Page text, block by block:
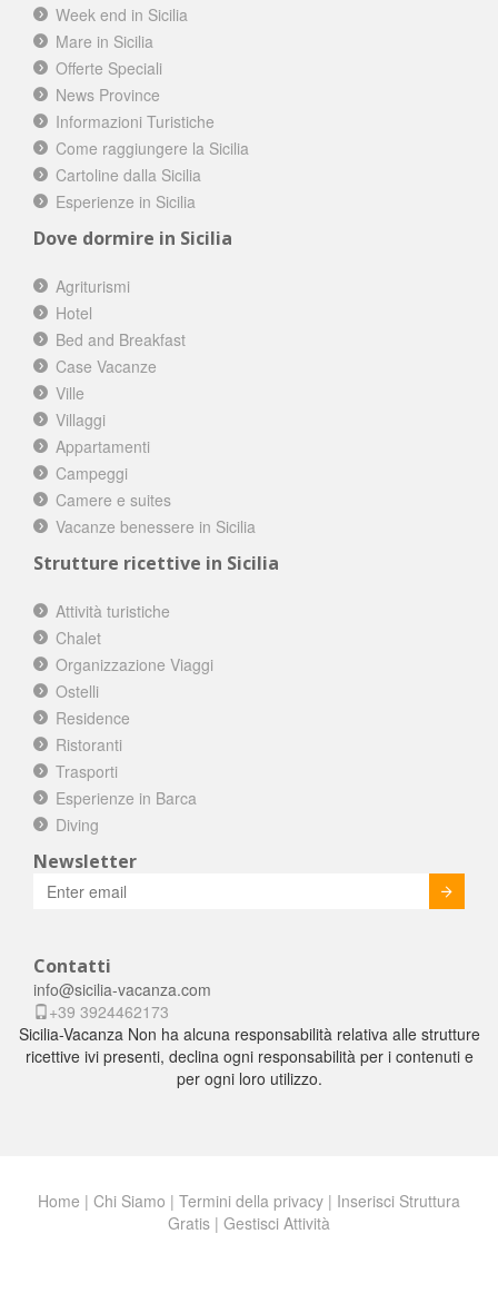
Week end in Sicilia
Mare in Sicilia
Offerte Speciali
News Province
Informazioni Turistiche
Come raggiungere la Sicilia
Cartoline dalla Sicilia
Esperienze in Sicilia
Dove dormire in Sicilia
Agriturismi
Hotel
Bed and Breakfast
Case Vacanze
Ville
Villaggi
Appartamenti
Campeggi
Camere e suites
Vacanze benessere in Sicilia
Strutture ricettive in Sicilia
Attività turistiche
Chalet
Organizzazione Viaggi
Ostelli
Residence
Ristoranti
Trasporti
Esperienze in Barca
Diving
Newsletter
Contatti
info@sicilia-vacanza.com
+39 3924462173
Sicilia-Vacanza Non ha alcuna responsabilità relativa alle strutture
ricettive ivi presenti, declina ogni responsabilità per i contenuti e
per ogni loro utilizzo.
Home | Chi Siamo | Termini della privacy | Inserisci Struttura
Gratis | Gestisci Attività